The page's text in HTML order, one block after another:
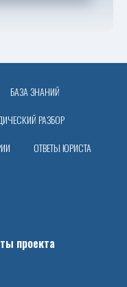
БАЗА ЗНАНИЙ
РАЗБОР
ОТВЕТЫ ЮРИСТА
проекта